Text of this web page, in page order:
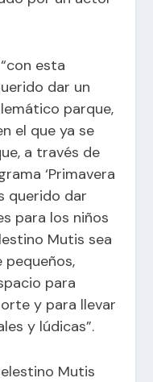
esta
dar un
parque,
el que ya se
a través de
‘Primavera
querido dar
para los niños
Mutis sea
pequeños,
para
y para llevar
y lúdicas”.
Mutis